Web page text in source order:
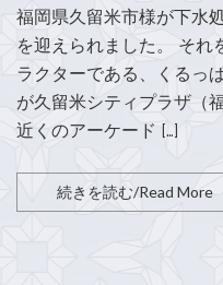
福岡県久留米市様が下水
を迎えられました。 それ
ラクターである、くるっ
が久留米シティプラザ（
近くのアーケード […]
続きを読む/Read More